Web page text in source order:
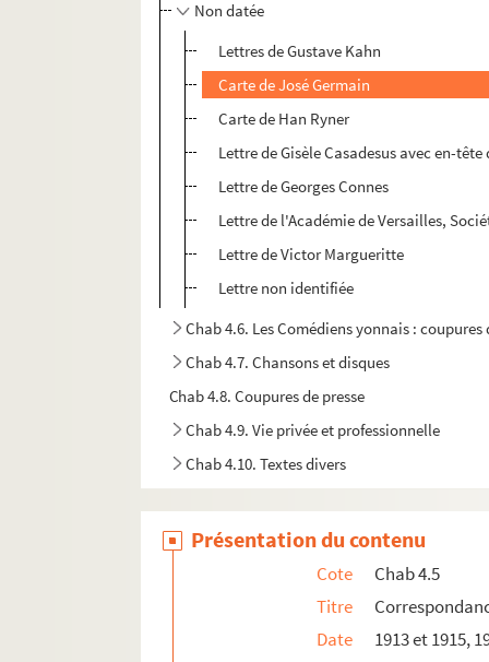
Non datée
Lettres de Gustave Kahn
Carte de José Germain
Carte de Han Ryner
Lettre de Gisèle Casadesus avec en-
Lettre de Georges Connes
Lettre de l'Académie de Versailles,
Lettre de Victor Margueritte
Lettre non identifiée
Chab 4.6. Les Comédiens yonnais :
Chab 4.7. Chansons et disques
Chab 4.8. Coupures de presse
Chab 4.9. Vie privée et professionnelle
Chab 4.10. Textes divers
Présentation du contenu
Cote
Chab 4.5
Titre
Date
1913 et 1915,